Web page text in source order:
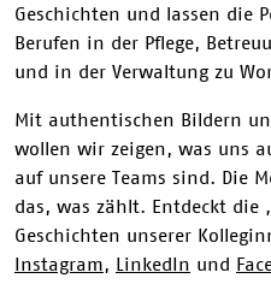
Geschichten und lassen die
Berufen in der Pflege,
und in der Verwaltung zu
Mit authentischen Bildern
wollen wir zeigen, was uns
auf unsere Teams sind. Die
das, was zählt. Entdeckt die
Geschichten unserer
Instagram, LinkedIn und